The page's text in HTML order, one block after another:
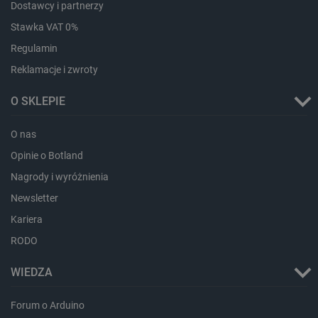
Dostawcy i partnerzy
Stawka VAT 0%
Regulamin
Reklamacje i zwroty
O SKLEPIE
O nas
Opinie o Botland
Nagrody i wyróżnienia
Newsletter
Kariera
RODO
WIEDZA
Forum o Arduino
PHPSESSID